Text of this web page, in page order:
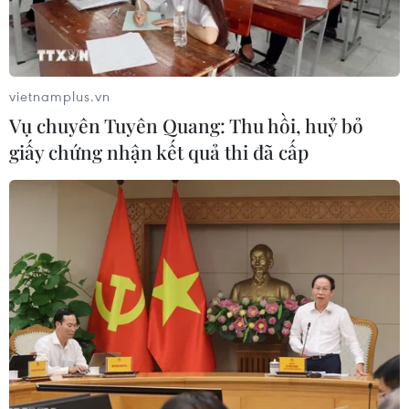
TIN LIÊN QUAN
Làm gì để kết nối 10.000 nhà khoa học
Việt trên toàn cầu?
20/08/2018 01:28
vietnamplus.vn
Vụ chuyên Tuyên Quang: Thu hồi, huỷ bỏ
giấy chứng nhận kết quả thi đã cấp